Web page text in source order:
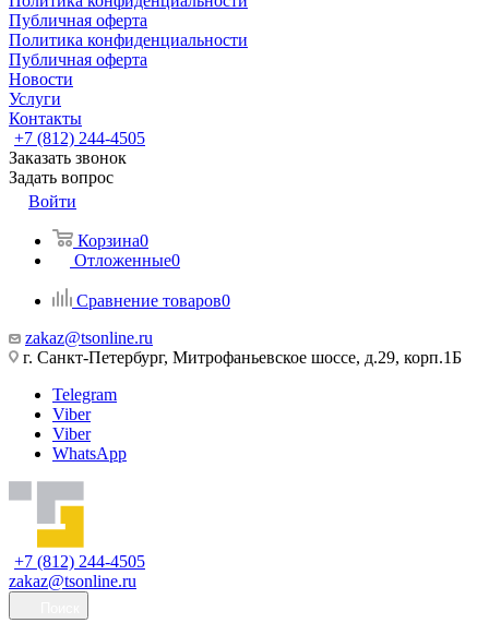
Публичная оферта
Политика конфиденциальности
Публичная оферта
Новости
Услуги
Контакты
+7 (812) 244-4505
Заказать звонок
Задать вопрос
Войти
Корзина0
Отложенные0
Сравнение товаров0
zakaz@tsonline.ru
г. Санкт-Петербург, Митрофаньевское шоссе, д.29, корп.1Б
Telegram
Viber
Viber
WhatsApp
+7 (812) 244-4505
zakaz@tsonline.ru